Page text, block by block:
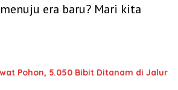
era baru? Mari kita
Pohon, 5.050 Bibit Ditanam di Jalur